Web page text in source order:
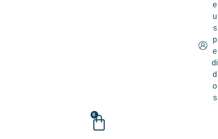
e
u
s
p
e
di
d
o
s
0